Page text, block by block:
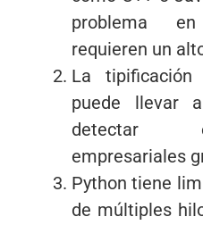
problema
requieren un
La tipificación
puede llevar
detectar
empresariales
Python tiene
de múltiples